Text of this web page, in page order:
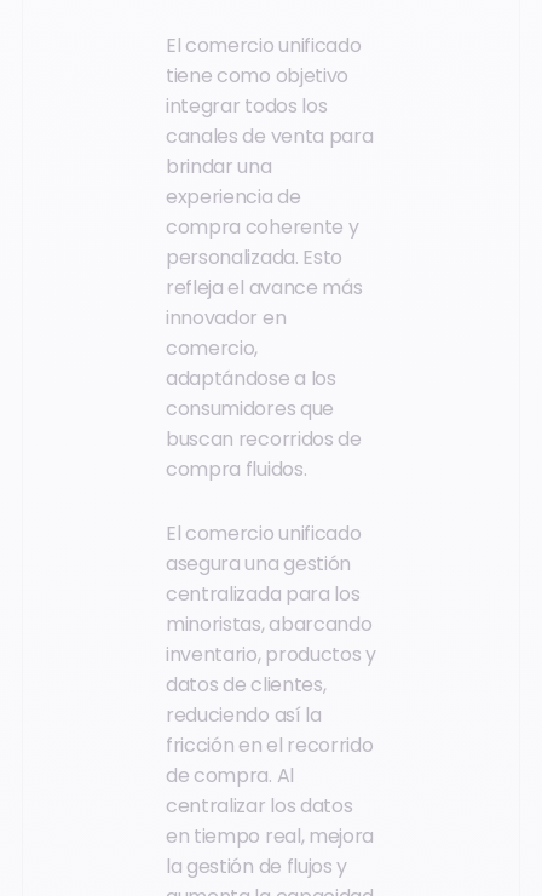
El comercio unificado
tiene como objetivo
integrar todos los
canales de venta para
brindar una
experiencia de
compra coherente y
personalizada. Esto
refleja el avance más
innovador en
comercio,
adaptándose a los
consumidores que
buscan recorridos de
compra fluidos.
El comercio unificado
asegura una gestión
centralizada para los
minoristas, abarcando
inventario, productos y
datos de clientes,
reduciendo así la
fricción en el recorrido
de compra. Al
centralizar los datos
en tiempo real, mejora
la gestión de flujos y